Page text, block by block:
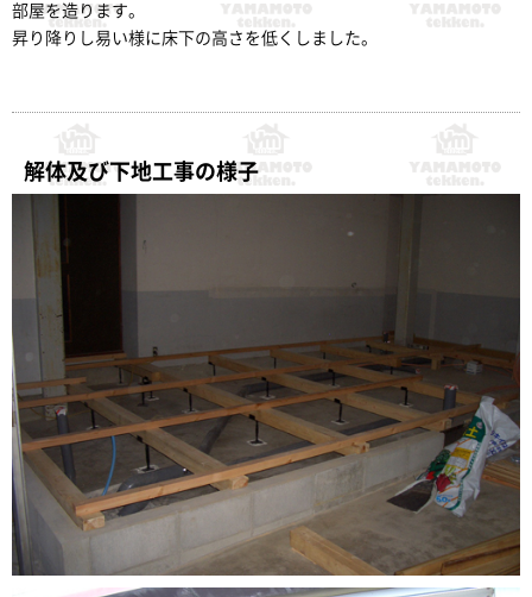
部屋を造ります。
昇り降りし易い様に床下の高さを低くしました。
解体及び下地工事の様子